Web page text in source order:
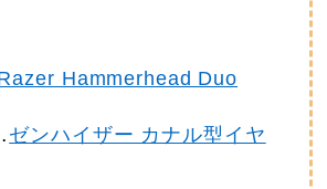
Hammerhead Duo
ゼンハイザー カナル型イヤ